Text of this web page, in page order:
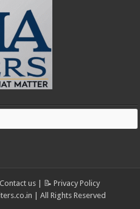
us| 📝 Privacy Policy
| All Rights Reserved